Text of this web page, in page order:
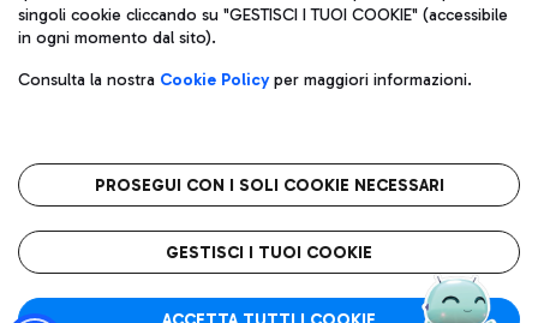
Gelateria
Wine Bar & Sparkling
Raggiungi l’aeroporto senza pensieri con il servizio di taxi a
Ristoranti
Scopri la nostra offerta per una pausa gustosa in aeroporto
Mappa Aeroporto Fiumicino
Sede legale: Via Pier Paolo Racchetti 1 - 00054 Fiumicino (RM)
telefono +39 06 65951
Privacy policy
Note legali
Roma FCO
L'aeroporto stellato
singoli cookie cliccando su "GESTISCI I TUOI COOKIE" (accessibile
in ogni momento dal sito).
Consulta la nostra Cookie Policyper maggiori informazioni.
PROSEGUI CON I SOLI COOKIE NECESSARI
GESTISCI I TUOI COOKIE